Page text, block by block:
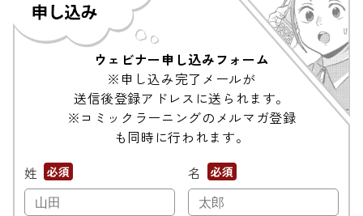
ウェビナー申し込みフォーム
※申し込み完了メールが
送信後登録アドレスに送られます。
※コミックラーニングのメルマガ登録
も同時に行われます。
姓
名